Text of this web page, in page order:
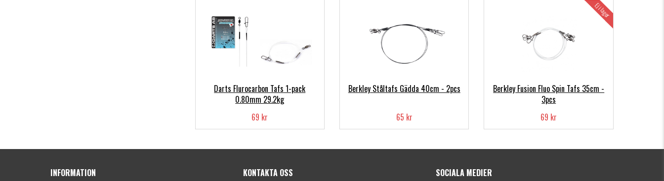
Darts Flurocarbon Tafs 1-pack
0.80mm 29.2kg
69 kr
Berkley Ståltafs Gädda 40cm - 2pcs
65 kr
Berkley Fusion Fluo Spin Tafs 35cm -
3pcs
Ej i lager
69 kr
INFORMATION KONTAKTA OSS SOCIALA MEDIER